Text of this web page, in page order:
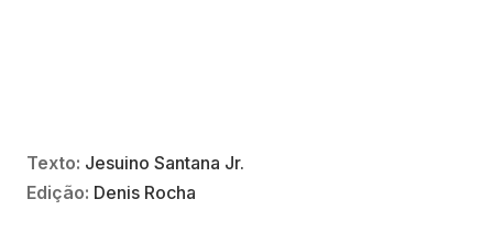
Texto: Jesuino Santana Jr.
Edição: Denis Rocha